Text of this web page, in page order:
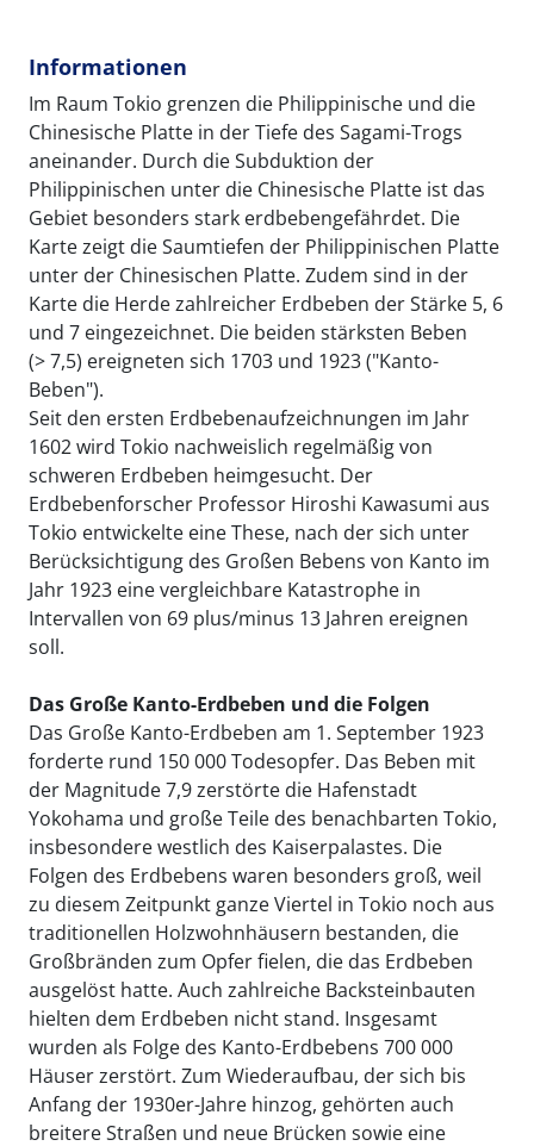
Informationen
Im Raum Tokio grenzen die Philippinische und die
Chinesische Platte in der Tiefe des Sagami-Trogs
aneinander. Durch die Subduktion der
Philippinischen unter die Chinesische Platte ist das
Gebiet besonders stark erdbebengefährdet. Die
Karte zeigt die Saumtiefen der Philippinischen Platte
unter der Chinesischen Platte. Zudem sind in der
Karte die Herde zahlreicher Erdbeben der Stärke 5, 6
und 7 eingezeichnet. Die beiden stärksten Beben
(> 7,5) ereigneten sich 1703 und 1923 ("Kanto-
Beben").
Seit den ersten Erdbebenaufzeichnungen im Jahr
1602 wird Tokio nachweislich regelmäßig von
schweren Erdbeben heimgesucht. Der
Erdbebenforscher Professor Hiroshi Kawasumi aus
Tokio entwickelte eine These, nach der sich unter
Berücksichtigung des Großen Bebens von Kanto im
Jahr 1923 eine vergleichbare Katastrophe in
Intervallen von 69 plus/minus 13 Jahren ereignen
soll.
Das Große Kanto-Erdbeben und die Folgen
Das Große Kanto-Erdbeben am 1. September 1923
forderte rund 150 000 Todesopfer. Das Beben mit
der Magnitude 7,9 zerstörte die Hafenstadt
Yokohama und große Teile des benachbarten Tokio,
insbesondere westlich des Kaiserpalastes. Die
Folgen des Erdbebens waren besonders groß, weil
zu diesem Zeitpunkt ganze Viertel in Tokio noch aus
traditionellen Holzwohnhäusern bestanden, die
Großbränden zum Opfer fielen, die das Erdbeben
ausgelöst hatte. Auch zahlreiche Backsteinbauten
hielten dem Erdbeben nicht stand. Insgesamt
wurden als Folge des Kanto-Erdbebens 700 000
Häuser zerstört. Zum Wiederaufbau, der sich bis
Anfang der 1930er-Jahre hinzog, gehörten auch
breitere Straßen und neue Brücken sowie eine